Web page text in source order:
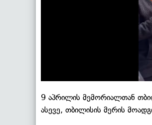
9 აპრილის მემორიალთან
ასევე, თბილისის მერის